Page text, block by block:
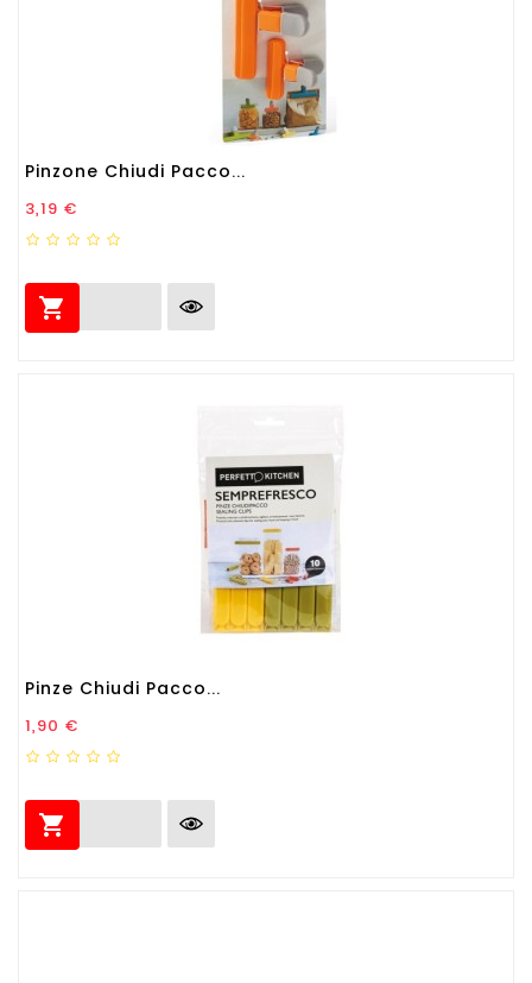
Pinzone Chiudi Pacco...
Prezzo
3,19 €

Pinze Chiudi Pacco...
Prezzo
1,90 €
